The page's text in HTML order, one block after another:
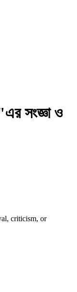
সংজ্ঞা ও
criticism, or